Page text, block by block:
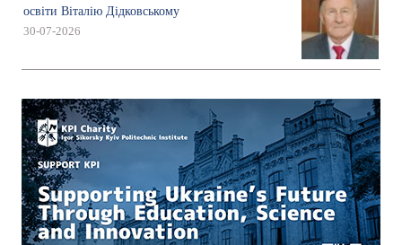
освіти Віталію Дідковському
30-07-2026